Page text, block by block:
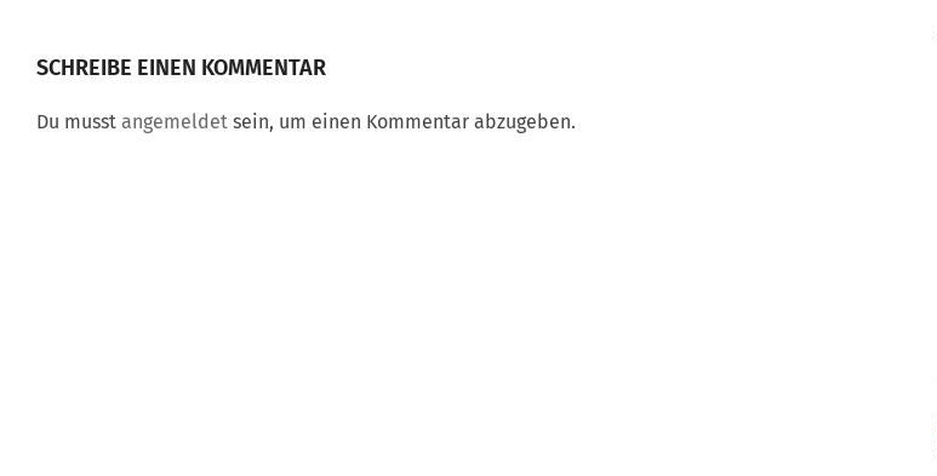
SCHREIBE EINEN KOMMENTAR
Du musst angemeldet sein, um einen Kommentar abzugeben.